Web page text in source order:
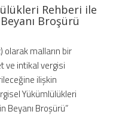
Rehberi ile
Broşürü
olarak malların bir
ve intikal vergisi
ilişkin
Yükümlülükleri
Beyanı Broşürü”